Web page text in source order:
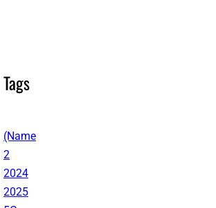
Tags
(Name
2
2024
2025